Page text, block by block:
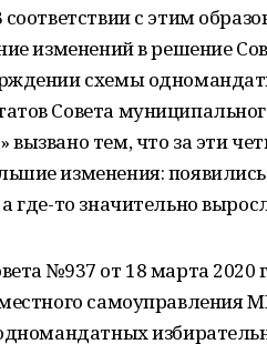
с этим
изменений в решение
схемы
Совета
тем, что за эти
изменения:
где-то значительно
№937 от 18 марта
самоуправления